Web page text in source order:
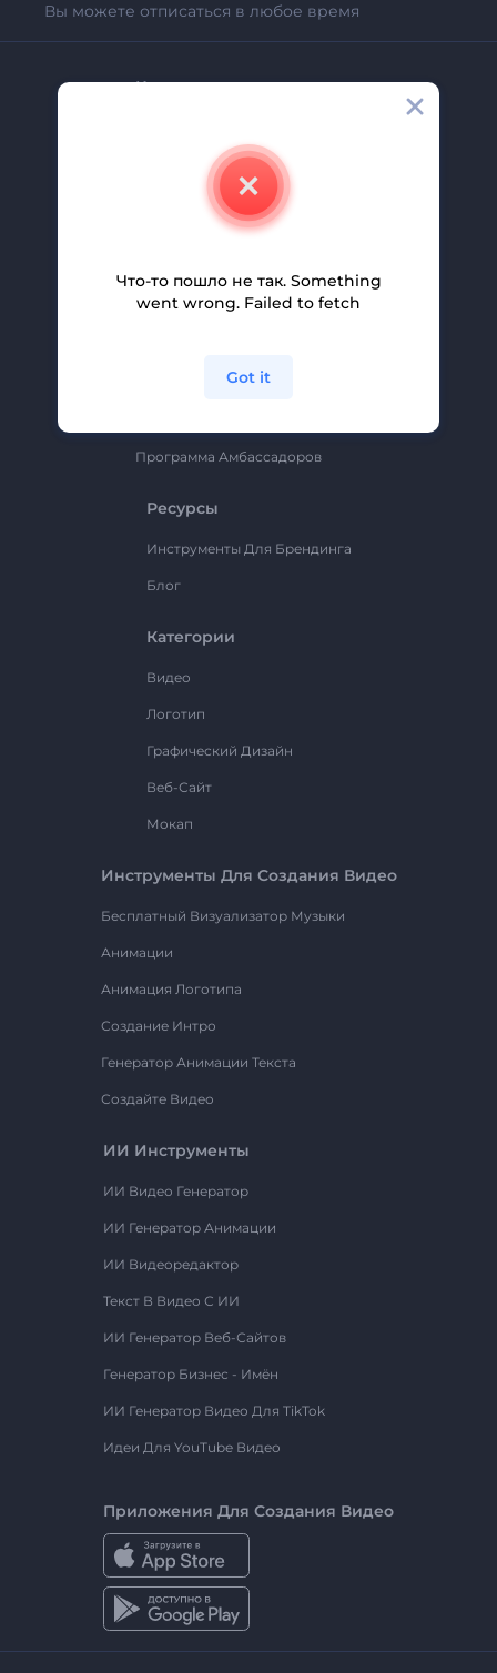
Вы можете отписаться в любое время
Компания
Свяжитесь С Нами
Помощь И Поддержка
Партнерская Программа
Политика Конфиденциальности
Программа Амбассадоров
Ресурсы
Инструменты Для Брендинга
Блог
Категории
Видео
Логотип
Графический Дизайн
Веб-Сайт
Мокап
Инструменты Для Создания Видео
Бесплатный Визуализатор Музыки
Анимации
Анимация Логотипа
Создание Интро
Генератор Анимации Текста
Создайте Видео
ИИ Инструменты
ИИ Видео Генератор
ИИ Генератор Анимации
ИИ Видеоредактор
Текст В Видео С ИИ
ИИ Генератор Веб-Сайтов
Генератор Бизнес - Имён
ИИ Генератор Видео Для TikTok
Идеи Для YouTube Видео
Приложения Для Создания Видео
Что-то пошло не так. Something
went wrong. Failed to fetch
Got it